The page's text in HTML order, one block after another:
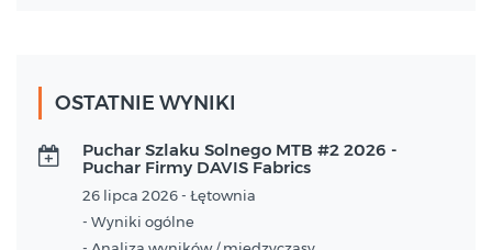
OSTATNIE WYNIKI
Puchar Szlaku Solnego MTB #2 2026 -
Puchar Firmy DAVIS Fabrics
26 lipca 2026 - Łętownia
- Wyniki ogólne